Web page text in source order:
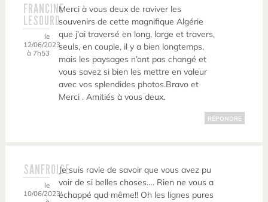
FRANCINE
LESOURD
le
12/06/2023
à 7h53
Merci à vous deux de raviver les
souvenirs de cette magnifique Algérie
que j’ai traversé en long, large et travers,
seuls, en couple, il y a bien longtemps,
mais les paysages n’ont pas changé et
vous savez si bien les mettre en valeur
avec vos splendides photos.Bravo et
Merci . Amitiés à vous deux.
RÉPONDRE
SANFROISE
le
10/06/2023
Je suis ravie de savoir que vous avez pu
voir de si belles choses…. Rien ne vous a
échappé qud même!! Oh les lignes pures